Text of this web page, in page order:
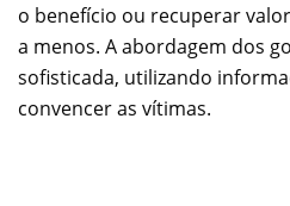
o benefício ou recuperar
a menos. A abordagem dos
sofisticada, utilizando
convencer as vítimas.